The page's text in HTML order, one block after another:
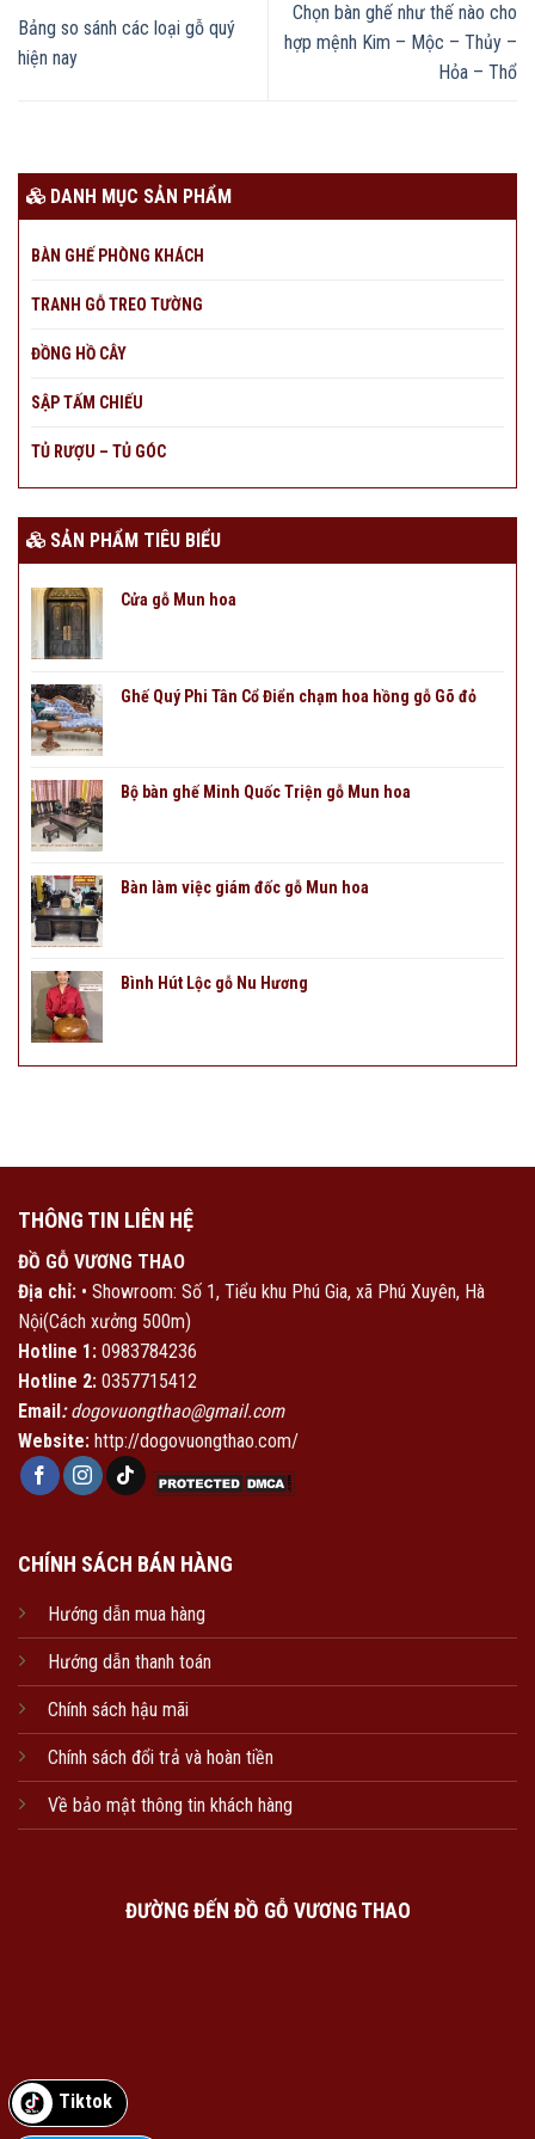
Bảng so sánh các loại gỗ quý
hiện nay
Chọn bàn ghế như thế nào cho
hợp mệnh Kim – Mộc – Thủy –
Hỏa – Thổ
DANH MỤC SẢN PHẨM
BÀN GHẾ PHÒNG KHÁCH
TRANH GỖ TREO TƯỜNG
ĐỒNG HỒ CÂY
SẬP TẤM CHIẾU
TỦ RƯỢU – TỦ GÓC
SẢN PHẨM TIÊU BIỂU
Cửa gỗ Mun hoa
Ghế Quý Phi Tân Cổ Điển chạm hoa hồng gỗ Gõ đỏ
Bộ bàn ghế Minh Quốc Triện gỗ Mun hoa
Bàn làm việc giám đốc gỗ Mun hoa
Bình Hút Lộc gỗ Nu Hương
THÔNG TIN LIÊN HỆ
ĐỒ GỖ VƯƠNG THAO
Địa chỉ: • Showroom: Số 1, Tiểu khu Phú Gia, xã Phú Xuyên, Hà
Nội(Cách xưởng 500m)
Hotline 1: 0983784236
Hotline 2: 0357715412
Email :dogovuongthao@gmail.com
Website: http://dogovuongthao.com/
CHÍNH SÁCH BÁN HÀNG
Hướng dẫn mua hàng
Hướng dẫn thanh toán
Chính sách hậu mãi
Chính sách đổi trả và hoàn tiền
Về bảo mật thông tin khách hàng
ĐƯỜNG ĐẾN ĐỒ GỖ VƯƠNG THAO
Tiktok